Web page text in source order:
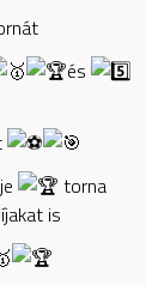
és
torna
is